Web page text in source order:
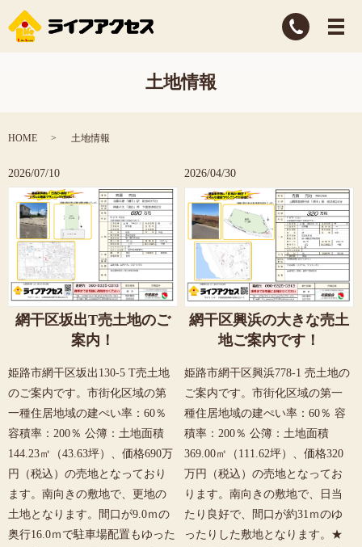
土地情報
HOME 土地情報
2026/07/10
網干区坂出T売土地のご
案内！
姫路市網干区坂出130-5 T売土地
のご案内です。市街化区域の第
一種住居地域の建ぺい率：60％
容積率：200％ 公簿：土地面積
144.23㎡（43.63坪）、価格690万
円（税込）の売地となっており
ます。南向きの敷地で、更地の
土地となります。間口が9.0ｍの
奥行16.0ｍで駐車場配置もゆった
2026/04/30
網干区興浜の大きな売土
地ご案内です！
姫路市網干区興浜778-1 売土地の
ご案内です。市街化区域の第一
種住居地域の建ぺい率：60％ 容
積率：200％ 公簿：土地面積
369.00㎡（111.62坪）、価格320
万円（税込）の売地となってお
ります。南向きの敷地で、日当
たり良好で、間口が約31ｍのゆ
ったりした敷地となります。★